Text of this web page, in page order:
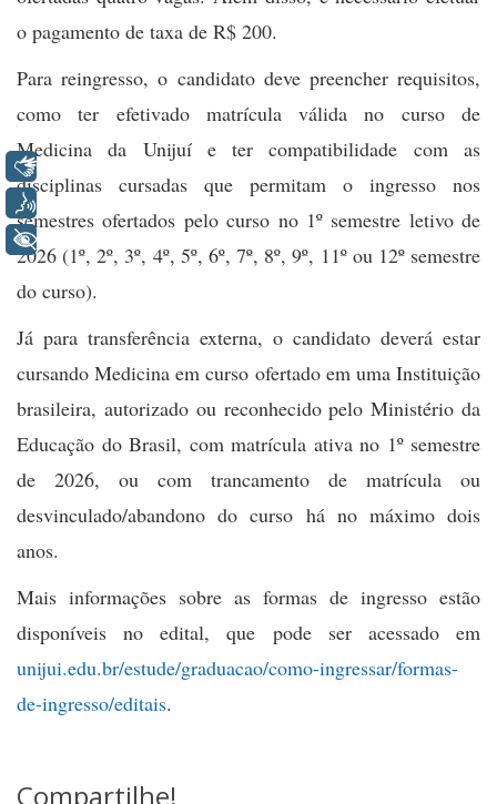
o pagamento de taxa de R$ 200.
Para reingresso, o candidato deve preencher requisitos,
como ter efetivado matrícula válida no curso de
Medicina da Unijuí e ter compatibilidade com as
disciplinas cursadas que permitam o ingresso nos
semestres ofertados pelo curso no 1º semestre letivo de
2026 (1º, 2º, 3º, 4º, 5º, 6º, 7º, 8º, 9º, 11º ou 12º semestre
do curso).
Já para transferência externa, o candidato deverá estar
cursando Medicina em curso ofertado em uma Instituição
brasileira, autorizado ou reconhecido pelo Ministério da
Educação do Brasil, com matrícula ativa no 1º semestre
de 2026, ou com trancamento de matrícula ou
desvinculado/abandono do curso há no máximo dois
anos.
Mais informações sobre as formas de ingresso estão
disponíveis no edital, que pode ser acessado em
unijui.edu.br/estude/graduacao/como-ingressar/formas-
de-ingresso/editais.
Compartilhe!
+ Acessibilidade